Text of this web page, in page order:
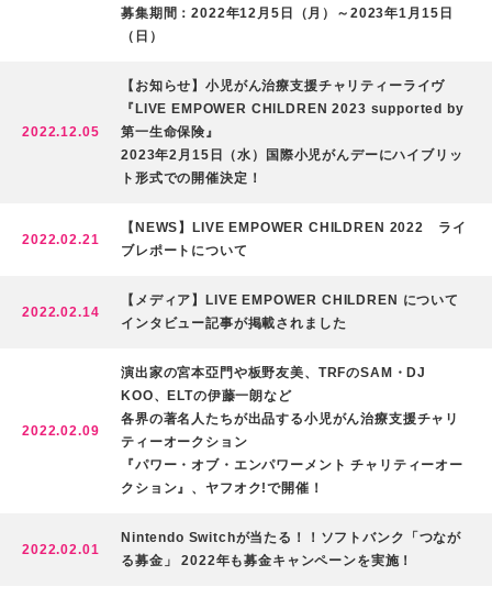
募集期間：2022年12月5日（月）～2023年1月15日
（日）
2022.12.05
【お知らせ】小児がん治療支援チャリティーライヴ
『LIVE EMPOWER CHILDREN 2023 supported by
第一生命保険』
2023年2月15日（水）国際小児がんデーにハイブリッ
ト形式での開催決定！
2022.02.21
【NEWS】LIVE EMPOWER CHILDREN 2022 ライ
ブレポートについて
2022.02.14
【メディア】LIVE EMPOWER CHILDREN について
インタビュー記事が掲載されました
2022.02.09
演出家の宮本亞門や板野友美、TRFのSAM・DJ
KOO、ELTの伊藤一朗など
各界の著名人たちが出品する小児がん治療支援チャリ
ティーオークション
『パワー・オブ・エンパワーメント チャリティーオー
クション』、ヤフオク!で開催！
2022.02.01
Nintendo Switchが当たる！！ソフトバンク「つなが
る募金」 2022年も募金キャンペーンを実施！